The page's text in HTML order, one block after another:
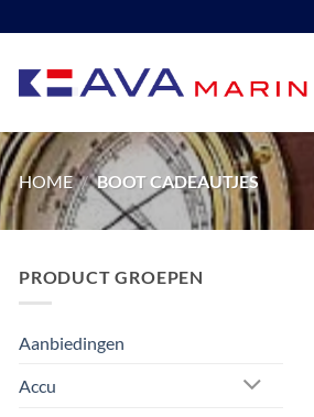
HOME / BOOT CADEAUTJES
PRODUCT GROEPEN
Aanbiedingen
Accu